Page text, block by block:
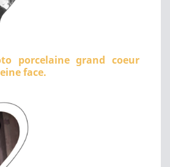
porcelaine grand coeur
face.